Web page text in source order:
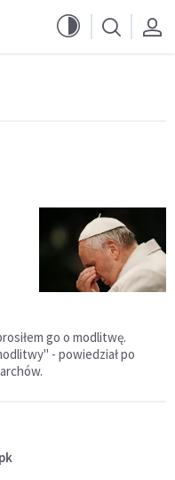
go o modlitwę.
- powiedział po